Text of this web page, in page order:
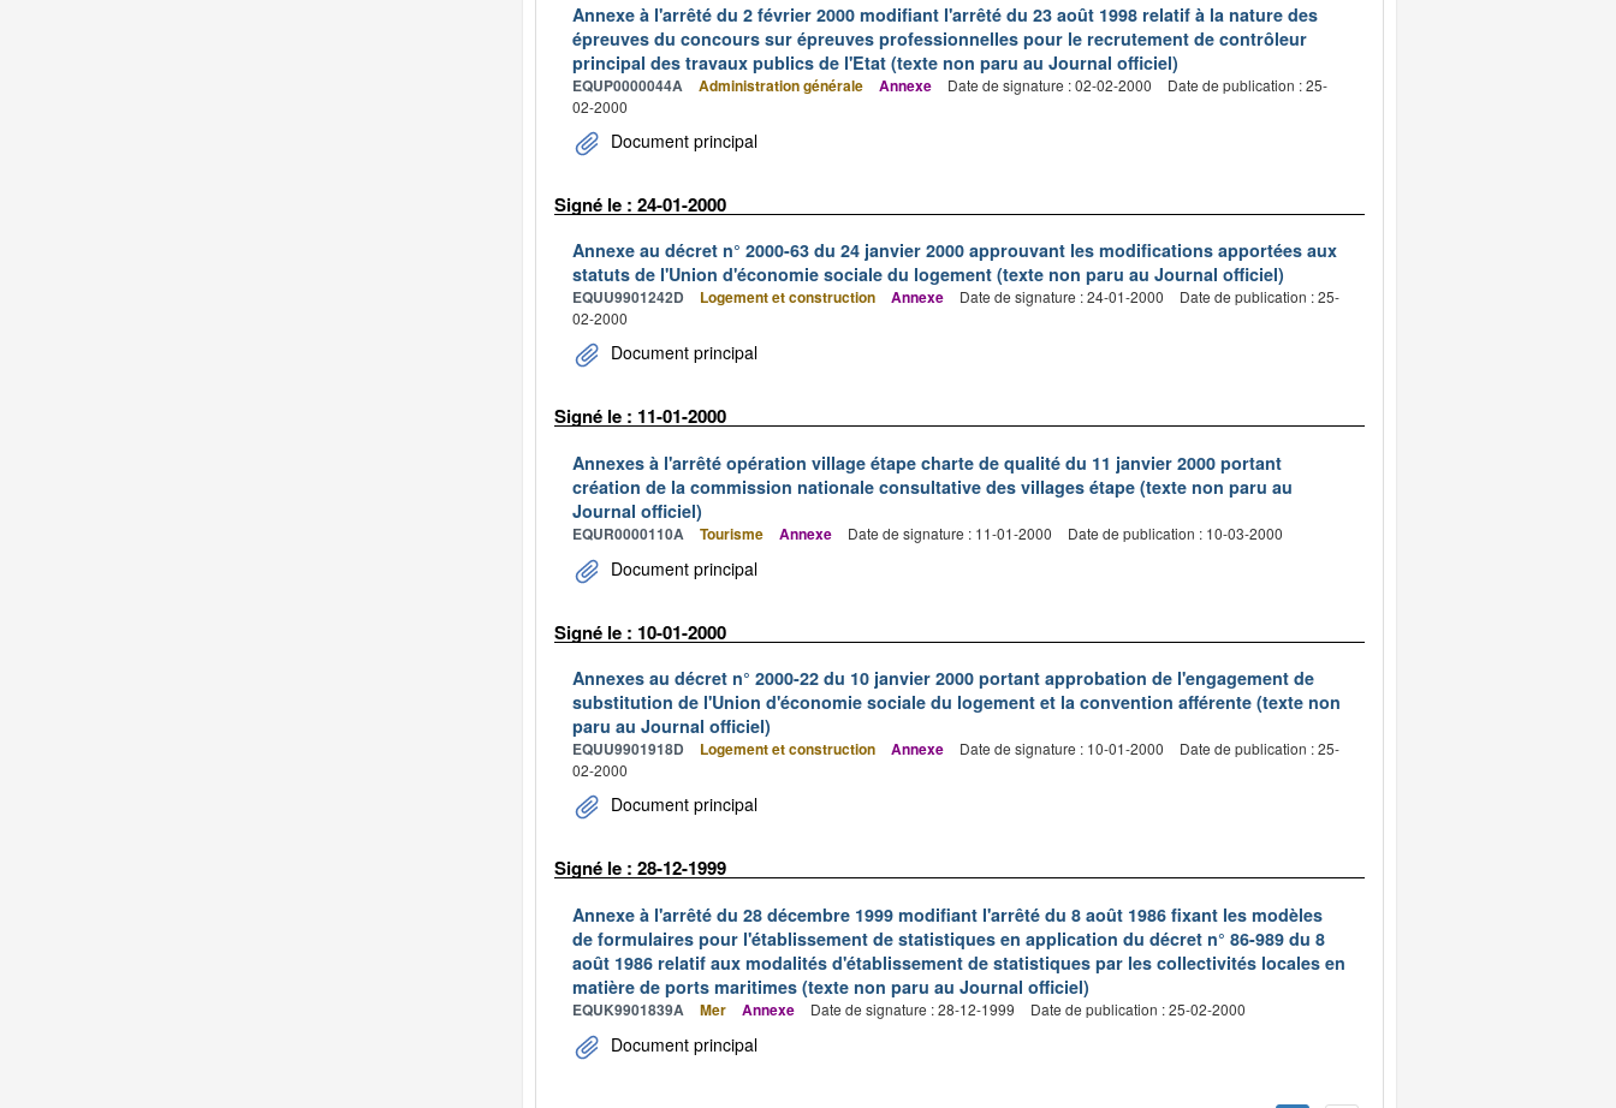
Annexe à l'arrêté du 2 février 2000 modifiant l'arrêté du 23 août 1998 relatif à la nature des
épreuves du concours sur épreuves professionnelles pour le recrutement de contrôleur
principal des travaux publics de l'Etat (texte non paru au Journal officiel)
EQUP0000044A Administration générale Annexe Date de signature : 02-02-2000
Date de publication : 25-
02-2000
Document principal
Signé le : 24-01-2000
Annexe au décret n° 2000-63 du 24 janvier 2000 approuvant les modifications apportées aux
statuts de l'Union d'économie sociale du logement (texte non paru au Journal officiel)
EQUU9901242D Logement et construction Annexe Date de signature : 24-01-2000
Date de publication : 25-
02-2000
Document principal
Signé le : 11-01-2000
Annexes à l'arrêté opération village étape charte de qualité du 11 janvier 2000 portant
création de la commission nationale consultative des villages étape (texte non paru au
Journal officiel)
EQUR0000110A Tourisme Annexe Date de signature : 11-01-2000 Date de publication : 10-03-2000
Document principal
Signé le : 10-01-2000
Annexes au décret n° 2000-22 du 10 janvier 2000 portant approbation de l'engagement de
substitution de l'Union d'économie sociale du logement et la convention afférente (texte non
paru au Journal officiel)
EQUU9901918D Logement et construction Annexe Date de signature : 10-01-2000
Date de publication : 25-
02-2000
Document principal
Signé le : 28-12-1999
Annexe à l'arrêté du 28 décembre 1999 modifiant l'arrêté du 8 août 1986 fixant les modèles
de formulaires pour l'établissement de statistiques en application du décret n° 86-989 du 8
août 1986 relatif aux modalités d'établissement de statistiques par les collectivités locales en
matière de ports maritimes (texte non paru au Journal officiel)
EQUK9901839A Mer Annexe Date de signature : 28-12-1999 Date de publication : 25-02-2000
Document principal